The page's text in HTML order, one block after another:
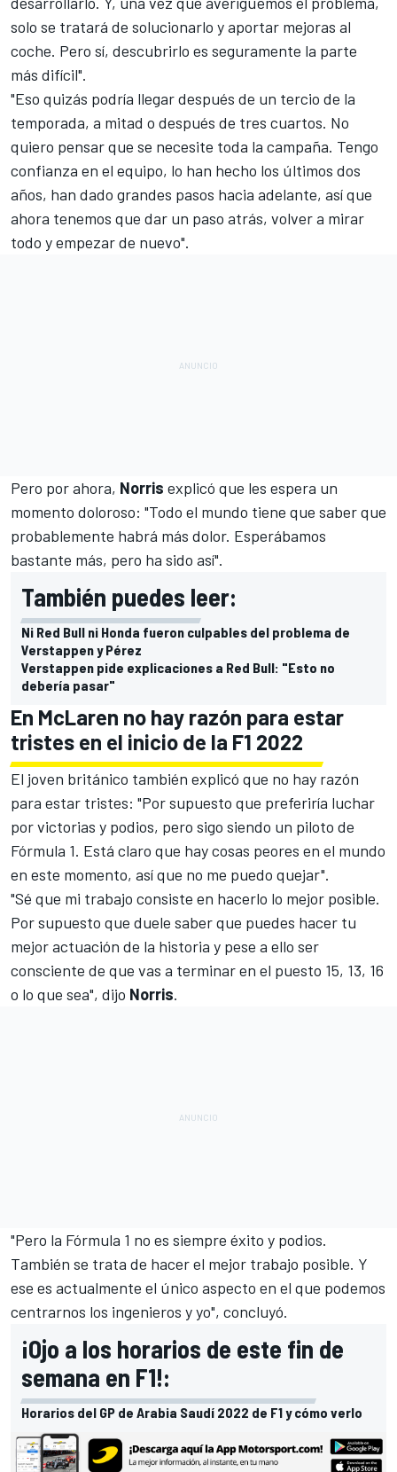
solo se tratará de solucionarlo y aportar mejoras al
coche. Pero sí, descubrirlo es seguramente la parte
más difícil".
"Eso quizás podría llegar después de un tercio de la
temporada, a mitad o después de tres cuartos. No
quiero pensar que se necesite toda la campaña. Tengo
confianza en el equipo, lo han hecho los últimos dos
años, han dado grandes pasos hacia adelante, así que
ahora tenemos que dar un paso atrás, volver a mirar
todo y empezar de nuevo".
Pero por ahora, Norris explicó que les espera un
momento doloroso: "Todo el mundo tiene que saber que
probablemente habrá más dolor. Esperábamos
bastante más, pero ha sido así".
También puedes leer:
Ni Red Bull ni Honda fueron culpables del problema de
Verstappen y Pérez
Verstappen pide explicaciones a Red Bull: "Esto no
debería pasar"
En McLaren no hay razón para estar
tristes en el inicio de la F1 2022
El joven británico también explicó que no hay razón
para estar tristes: "Por supuesto que preferiría luchar
por victorias y podios, pero sigo siendo un piloto de
Fórmula 1. Está claro que hay cosas peores en el mundo
en este momento, así que no me puedo quejar".
"Sé que mi trabajo consiste en hacerlo lo mejor posible.
Por supuesto que duele saber que puedes hacer tu
mejor actuación de la historia y pese a ello ser
consciente de que vas a terminar en el puesto 15, 13, 16
o lo que sea", dijo Norris.
"Pero la Fórmula 1 no es siempre éxito y podios.
También se trata de hacer el mejor trabajo posible. Y
ese es actualmente el único aspecto en el que podemos
centrarnos los ingenieros y yo", concluyó.
¡Ojo a los horarios de este fin de
semana en F1!:
Horarios del GP de Arabia Saudí 2022 de F1 y cómo verlo